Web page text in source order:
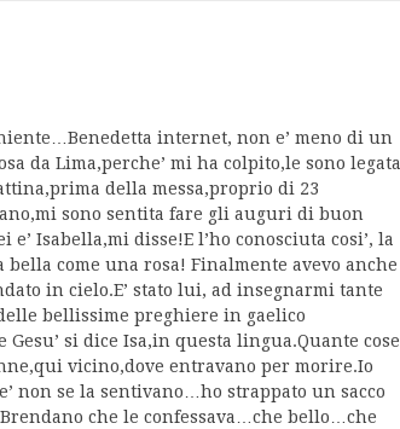
internet, non e’ meno di un
da Lima,perche’ mi ha colpito,le sono legata
della messa,proprio di 23
sono sentita fare gli auguri di buon
Isabella,mi disse!E l’ho conosciuta cosi’, la
come una rosa! Finalmente avevo anche
in cielo.E’ stato lui, ad insegnarmi tante
bellissime preghiere in gaelico
si dice Isa,in questa lingua.Quante cose
vicino,dove entravano per morire.Io
non se la sentivano…ho strappato un sacco
che le confessava…che bello…che